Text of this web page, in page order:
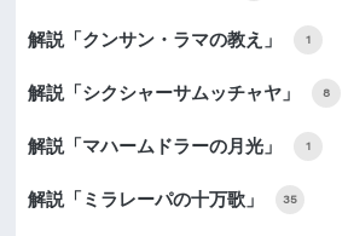
解説「クンサン・ラマの教え」 1
解説「シクシャーサムッチャヤ」 8
解説「マハームドラーの月光」 1
解説「ミラレーパの十万歌」 35